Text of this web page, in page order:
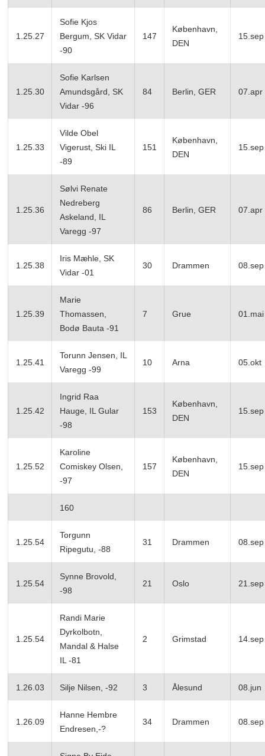
1.25.27
Sofie Kjos
Bergum, SK Vidar
-90
147
København,
DEN
15.sep
1.25.30
Sofie Karlsen
Amundsgård, SK
Vidar -96
84 Berlin, GER 07.apr
1.25.33
Vilde Obel
Vigerust, Ski IL
-89
151
København,
DEN
15.sep
1.25.36
Sølvi Renate
Nedreberg
Askeland, IL
Varegg -97
86 Berlin, GER 07.apr
1.25.38
Iris Mæhle, SK
Vidar -01
30 Drammen 08.sep
1.25.39
Marie
Thomassen,
Bodø Bauta -91
7 Grue 01.mai
1.25.41
Torunn Jensen, IL
Varegg -99
10 Arna 05.okt
1.25.42
Ingrid Raa
Hauge, IL Gular
-98
153
København,
DEN
15.sep
1.25.52
Karoline
Comiskey Olsen,
-97
157
København,
DEN
15.sep
160
1.25.54
Torgunn
Ripegutu, -88
31 Drammen 08.sep
1.25.54
Synne Brovold,
-98
21 Oslo 21.sep
1.25.54
Randi Marie
Dyrkolbotn,
Mandal & Halse
IL -81
2 Grimstad 14.sep
1.26.03 Silje Nilsen, -92 3 Ålesund 08.jun
1.26.09
Hanne Hembre
Endresen,-?
34 Drammen 08.sep